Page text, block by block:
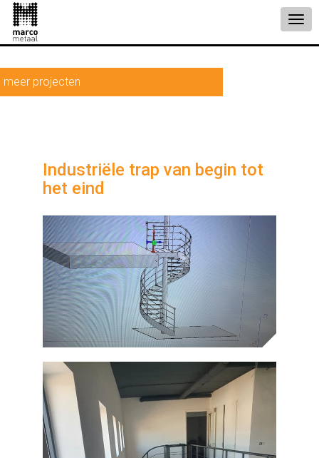
meer projecten
Industriële trap van begin tot
het eind